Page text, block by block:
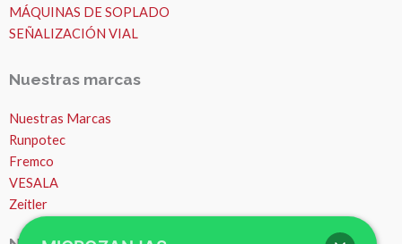
MÁQUINAS DE SOPLADO
SEÑALIZACIÓN VIAL
Nuestras marcas
Nuestras Marcas
Runpotec
Fremco
VESALA
Zeitler